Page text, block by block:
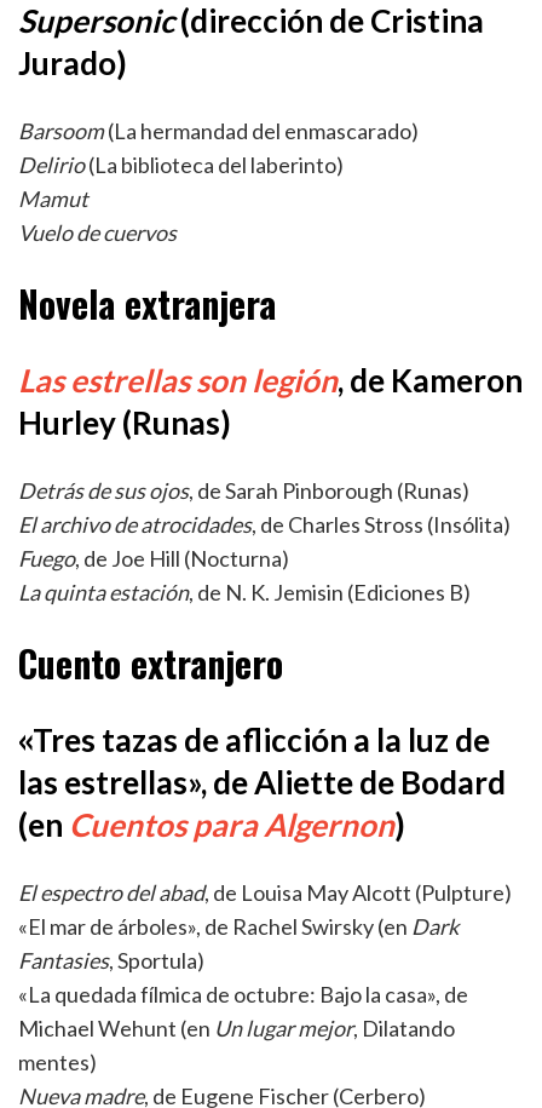
Supersonic(dirección de Cristina
Jurado)
Barsoom(La hermandad del enmascarado)
Delirio(La biblioteca del laberinto)
Mamut
Vuelo de cuervos
Novela extranjera
Las estrellas son legión, de Kameron
Hurley (Runas)
Detrás de sus ojos, de Sarah Pinborough (Runas)
El archivo de atrocidades, de Charles Stross (Insólita)
Fuego, de Joe Hill (Nocturna)
La quinta estación, de N. K. Jemisin (Ediciones B)
Cuento extranjero
«Tres tazas de aflicción a la luz de
las estrellas», de Aliette de Bodard
(en Cuentos para Algernon)
El espectro del abad, de Louisa May Alcott (Pulpture)
«El mar de árboles», de Rachel Swirsky (en Dark
Fantasies, Sportula)
«La quedada fílmica de octubre: Bajo la casa», de
Michael Wehunt (en Un lugar mejor, Dilatando
mentes)
Nueva madre, de Eugene Fischer (Cerbero)